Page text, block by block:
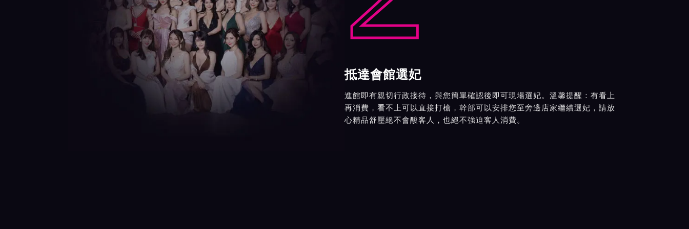
抵達會館選妃
進館即有親切行政接待，與您簡單確認後即可現場選妃。溫馨提醒：有看上
再消費，看不上可以直接打槍，幹部可以安排您至旁邊店家繼續選妃，請放
心精品舒壓絕不會酸客人，也絕不強迫客人消費。